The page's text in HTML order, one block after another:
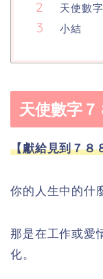
天使數
小結
天使數字
【獻給見到７８
你的人生中的什
那是在工作或愛
化。